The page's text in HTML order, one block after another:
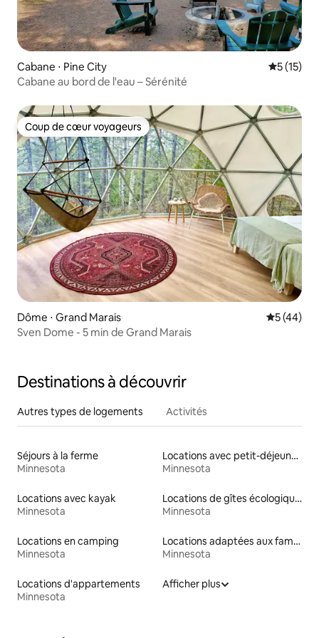
Cabane ⋅ Pine City
5 (15)
Cabane au bord de l'eau – Sérénité
Coup de cœur voyageurs
Coup de cœur voyageurs
Dôme ⋅ Grand Marais
5 (44)
Sven Dome - 5 min de Grand Marais
Destinations à découvrir
Autres types de logements Activités
Séjours à la ferme
Minnesota
Locations avec petit-déjeuner
Minnesota
Locations avec kayak
Minnesota
Locations de gîtes écologiques
Minnesota
Locations en camping
Minnesota
Locations adaptées aux familles
Minnesota
Locations d'appartements
Minnesota
Afficher plus